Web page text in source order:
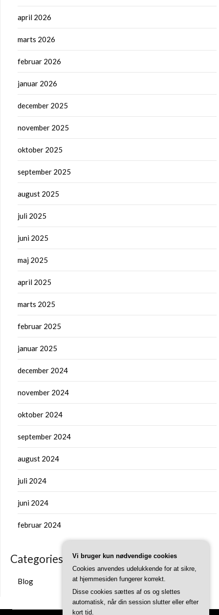
april 2026
marts 2026
februar 2026
januar 2026
december 2025
november 2025
oktober 2025
september 2025
august 2025
juli 2025
juni 2025
maj 2025
april 2025
marts 2025
februar 2025
januar 2025
december 2024
november 2024
oktober 2024
september 2024
august 2024
juli 2024
juni 2024
februar 2024
Categories
Blog
Vi bruger kun nødvendige cookies
Cookies anvendes udelukkende for at sikre,
at hjemmesiden fungerer korrekt.
Disse cookies sættes af os og slettes
automatisk, når din session slutter eller efter
kort tid.